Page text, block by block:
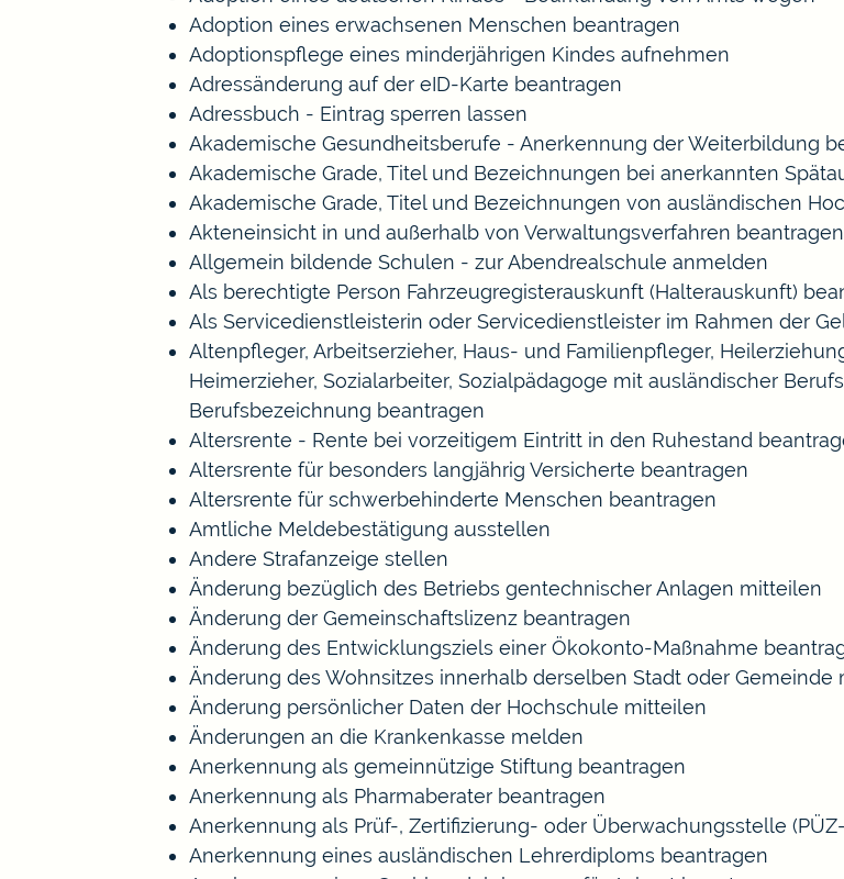
Adoption eines erwachsenen Menschen beantragen
Adoptionspflege eines minderjährigen Kindes aufnehmen
Adressänderung auf der eID-Karte beantragen
Adressbuch - Eintrag sperren lassen
Akademische Gesundheitsberufe - Anerkennung der Weiterbildung
Akademische Grade, Titel und Bezeichnungen bei anerkannten
Akademische Grade, Titel und Bezeichnungen von ausländischen
Akteneinsicht in und außerhalb von Verwaltungsverfahren beantragen
Allgemein bildende Schulen - zur Abendrealschule anmelden
Als berechtigte Person Fahrzeugregisterauskunft (Halterauskunft)
Als Servicedienstleisterin oder Servicedienstleister im Rahmen der
Altenpfleger, Arbeitserzieher, Haus- und Familienpfleger,
Heimerzieher, Sozialarbeiter, Sozialpädagoge mit ausländischer
Berufsbezeichnung beantragen
Altersrente - Rente bei vorzeitigem Eintritt in den Ruhestand
Altersrente für besonders langjährig Versicherte beantragen
Altersrente für schwerbehinderte Menschen beantragen
Amtliche Meldebestätigung ausstellen
Andere Strafanzeige stellen
Änderung bezüglich des Betriebs gentechnischer Anlagen mitteilen
Änderung der Gemeinschaftslizenz beantragen
Änderung des Entwicklungsziels einer Ökokonto-Maßnahme
Änderung des Wohnsitzes innerhalb derselben Stadt oder Gemeinde
Änderung persönlicher Daten der Hochschule mitteilen
Änderungen an die Krankenkasse melden
Anerkennung als gemeinnützige Stiftung beantragen
Anerkennung als Pharmaberater beantragen
Anerkennung als Prüf-, Zertifizierung- oder Überwachungsstelle
Anerkennung eines ausländischen Lehrerdiploms beantragen